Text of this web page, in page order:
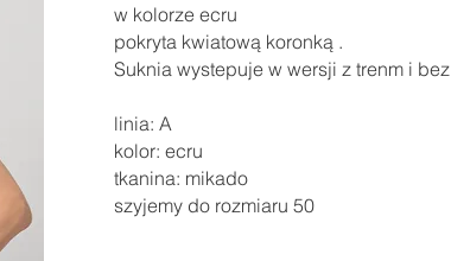
w kolorze ecru
pokryta kwiatową koronką .
Suknia wystepuje w wersji z trenm i bez
linia: A
kolor: ecru
tkanina: mikado
szyjemy do rozmiaru 50